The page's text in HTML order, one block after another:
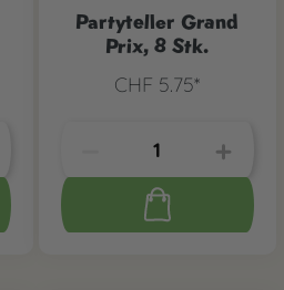
Partyteller Grand
Prix, 8 Stk.
CHF 5.75*